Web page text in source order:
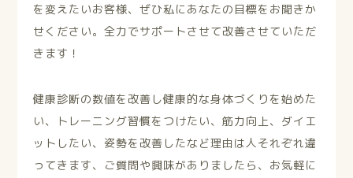
を変えたいお客様、ぜひ私にあなたの目標をお聞きか
せください。全力でサポートさせて改善させていただ
きます！
健康診断の数値を改善し健康的な身体づくりを始めた
い、トレーニング習慣をつけたい、筋力向上、ダイエ
ットしたい、姿勢を改善したなど理由は人それぞれ違
ってきます、ご質問や興味がありましたら、お気軽に